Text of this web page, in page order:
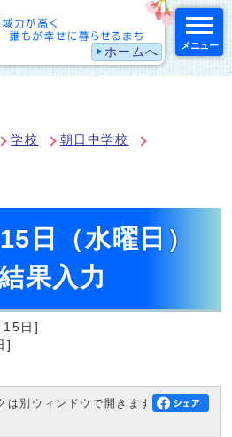
ホームへ メニュー
学校 朝日中学校
日（水曜日）
果入力
日]
]
は別ウィンドウで開きます